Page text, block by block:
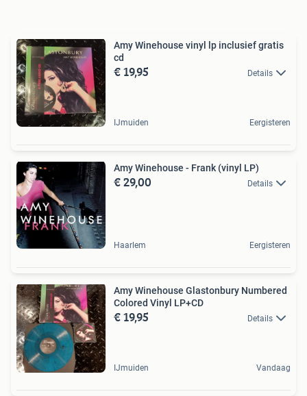
Amy Winehouse vinyl lp inclusief gratis
cd
€ 19,95 Details
IJmuiden Eergisteren
Amy Winehouse - Frank (vinyl LP)
€ 29,00 Details
Haarlem Eergisteren
Amy Winehouse Glastonbury Numbered
Colored Vinyl LP+CD
€ 19,95 Details
IJmuiden Vandaag